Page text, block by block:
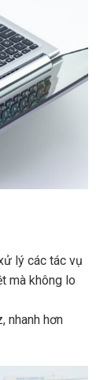
lý các tác vụ
mà không lo
nhanh hơn